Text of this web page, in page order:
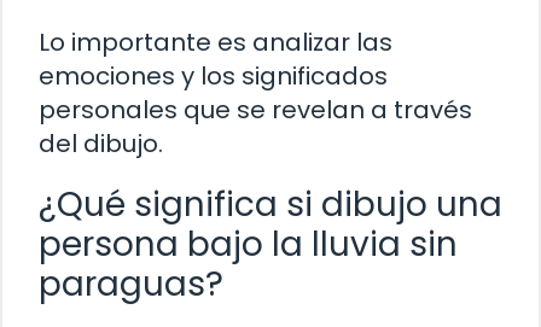
Lo importante es analizar las
emociones y los significados
personales que se revelan a través
del dibujo.
¿Qué significa si dibujo una
persona bajo la lluvia sin
paraguas?